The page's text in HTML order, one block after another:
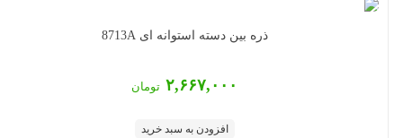
ذره بین دسته استوانه ای 8713A
۲,۶۶۷,۰۰۰تومان
افزودن به سبد خرید